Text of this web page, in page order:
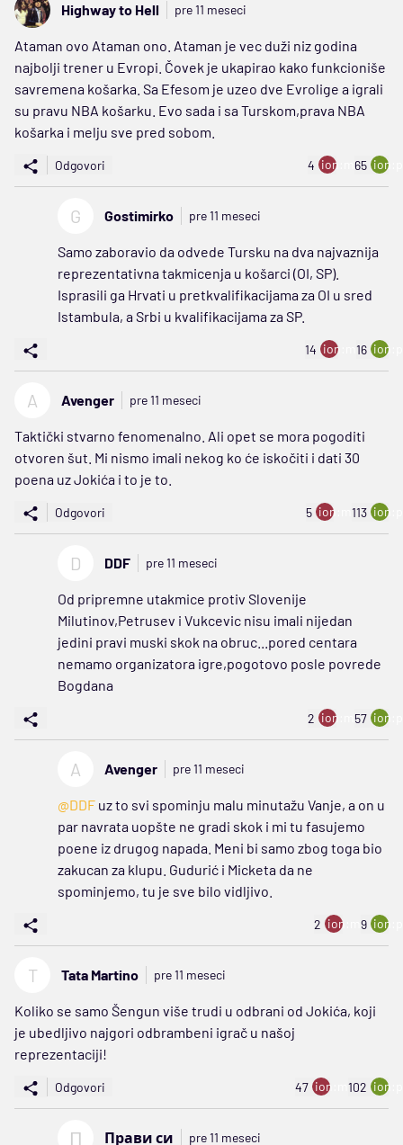
Highway to Hell pre 11 meseci
Ataman ovo Ataman ono. Ataman je vec duži niz godina
najbolji trener u Evropi. Čovek je ukapirao kako funkcioniše
savremena košarka. Sa Efesom je uzeo dve Evrolige a igrali
su pravu NBA košarku. Evo sada i sa Turskom,prava NBA
košarka i melju sve pred sobom.
Odgovori 4 ion:minus
65
G Gostimirko pre 11 meseci
Samo zaboravio da odvede Tursku na dva najvaznija
reprezentativna takmicenja u košarci (OI, SP).
Isprasili ga Hrvati u pretkvalifikacijama za OI u sred
Istambula, a Srbi u kvalifikacijama za SP.
14 ion:minus
16
A Avenger pre 11 meseci
Taktički stvarno fenomenalno. Ali opet se mora pogoditi
otvoren šut. Mi nismo imali nekog ko će iskočiti i dati 30
poena uz Jokića i to je to.
Odgovori 5 ion:minus
113
D DDF pre 11 meseci
Od pripremne utakmice protiv Slovenije
Milutinov,Petrusev i Vukcevic nisu imali nijedan
jedini pravi muski skok na obruc...pored centara
nemamo organizatora igre,pogotovo posle povrede
Bogdana
2 ion:minus
57
A Avenger pre 11 meseci
@DDF uz to svi spominju malu minutažu Vanje, a on u
par navrata uopšte ne gradi skok i mi tu fasujemo
poene iz drugog napada. Meni bi samo zbog toga bio
zakucan za klupu. Gudurić i Micketa da ne
spominjemo, tu je sve bilo vidljivo.
2 ion:minus
9
T Tata Martino pre 11 meseci
Koliko se samo Šengun više trudi u odbrani od Jokića, koji
je ubedljivo najgori odbrambeni igrač u našoj
reprezentaciji!
Odgovori 47 ion:minus
102
П Прави си pre 11 meseci